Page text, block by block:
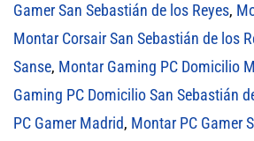
Gamer San Sebastián de los Reyes,
Montar Corsair San Sebastián de los
Sanse, Montar Gaming PC Domicilio
Gaming PC Domicilio San Sebastián
PC Gamer Madrid, Montar PC Gamer